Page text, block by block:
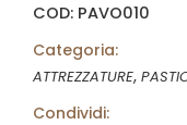
COD: PAVO010
Categoria:
ATTREZZATURE,
Condividi: